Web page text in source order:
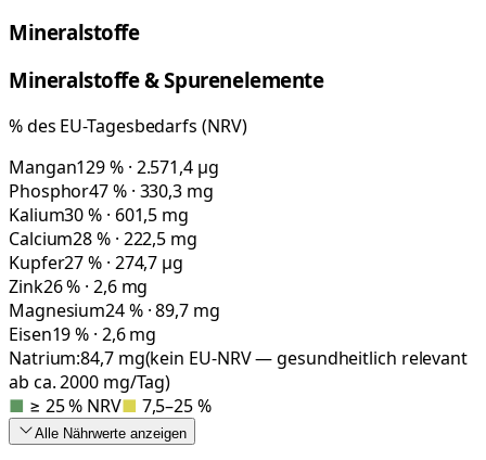
Mineralstoffe
Mineralstoffe & Spurenelemente
% des EU-Tagesbedarfs (NRV)
Mangan129 % · 2.571,4 µg
Phosphor47 % · 330,3 mg
Kalium30 % · 601,5 mg
Calcium28 % · 222,5 mg
Kupfer27 % · 274,7 µg
Zink26 % · 2,6 mg
Magnesium24 % · 89,7 mg
Eisen19 % · 2,6 mg
Natrium:84,7mg(kein EU-NRV — gesundheitlich relevant
ab ca. 2000 mg/Tag)
■ ≥ 25 % NRV■ 7,5–25 %
Alle Nährwerte anzeigen